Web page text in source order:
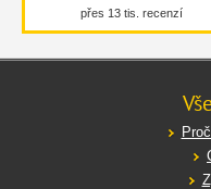
přes 13 tis. recenzí